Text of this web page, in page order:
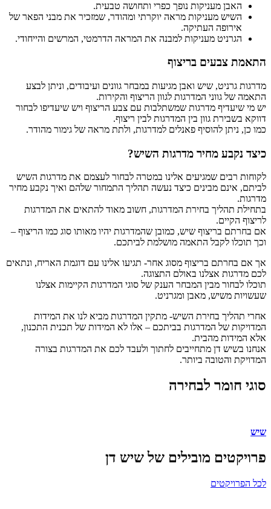
האבן מעניקות נופך כפרי ותחושה טבעית.
השיש מעניקות מראה יוקרתי ומהודר, שמזכיר את מבני הפאר של
אירופה העתיקה.
הגרניט מעניקות למבנה את המראה הדרמטי, המרשים והייחודי.
התאמת צבעים בריצוף
מדרגות גרניט, שיש ואבן מגיעות במבחר גוונים ועיבודים, וניתן לבצע
התאמה של גווני המדרגות לגוון הריצוף והקירות.
יש מי שיעדיף מדרגות שמשתלבות עם צבע הריצוף ויש שיעדיפו לבחור
דווקא בשבירת גוון בין המדרגות לבין ריצוף.
כמו כן, ניתן להוסיף פאנלים למדרגות, ולתת מראה של גימור מהודר.
כיצד נקבע מחיר מדרגות השיש?
לקוחות רבים שמגיעים אלינו במטרה לבחור לעצמם את מדרגות השיש
לביתם, אינם מבינים כיצד נעשה תהליך התמחור שלהם ואיך נקבע מחיר
מדרגות.
בתחילת תהליך בחירת המדרגות, חשוב מאוד להתאים את המדרגות
לריצוף הקיים.
אם בחרתם בריצוף שיש, כמובן שהמדרגות יהיו מאותו סוג כמו הריצוף –
וכך תוכלו לקבל התאמה מושלמת לביתכם.
אך אם בחרתם בריצוף מסוג אחר- תגיעו אלינו עם דוגמת האריח, ונתאים
לכם מדרגות אצלנו באולם התצוגה.
תוכלו לבחור מבין המבחר הענק של סוגי המדרגות הקיימות אצלנו
שעשויות משיש, מאבן ומגרניט.
אחרי תהליך בחירת השיש- מתקין המדרגות מביא לנו את המידות
המדויקות של המדרגות בביתכם – אלו לא המידות של תכנית התכנון,
אלא המידות מהבית.
אנחנו בשיש דן מתחייבים לחתוך ולעבד לכם את המדרגות בצורה
המדויקת והטובה ביותר.
סוגי חומר לבחירה
שיש
פרויקטים מובילים של שיש דן
לכל הפרויקטים